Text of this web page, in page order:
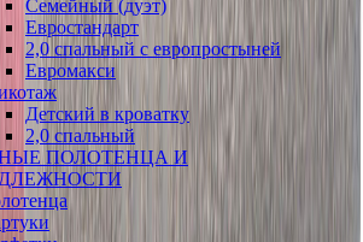
Семейный (дуэт)
Евростандарт
2,0 спальный с европростыней
Евромакси
Детский в кроватку
2,0 спальный
ПОЛОТЕНЦА И